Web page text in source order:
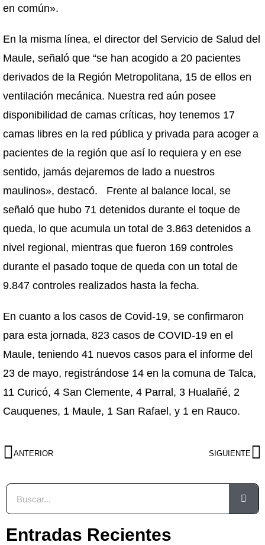
en común».
En la misma línea, el director del Servicio de Salud del
Maule, señaló que “se han acogido a 20 pacientes
derivados de la Región Metropolitana, 15 de ellos en
ventilación mecánica. Nuestra red aún posee
disponibilidad de camas críticas, hoy tenemos 17
camas libres en la red pública y privada para acoger a
pacientes de la región que así lo requiera y en ese
sentido, jamás dejaremos de lado a nuestros
maulinos», destacó. Frente al balance local, se
señaló que hubo 71 detenidos durante el toque de
queda, lo que acumula un total de 3.863 detenidos a
nivel regional, mientras que fueron 169 controles
durante el pasado toque de queda con un total de
9.847 controles realizados hasta la fecha.
En cuanto a los casos de Covid-19, se confirmaron
para esta jornada, 823 casos de COVID-19 en el
Maule, teniendo 41 nuevos casos para el informe del
23 de mayo, registrándose 14 en la comuna de Talca,
11 Curicó, 4 San Clemente, 4 Parral, 3 Hualañé, 2
Cauquenes, 1 Maule, 1 San Rafael, y 1 en Rauco.
ANTERIOR SIGUIENTE
Entradas Recientes